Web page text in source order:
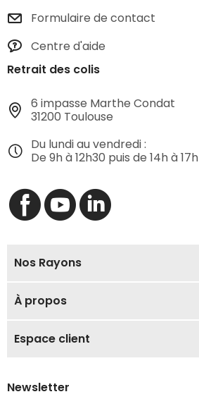
Formulaire de contact
Centre d'aide
Retrait des colis
6 impasse Marthe Condat
31200 Toulouse
Du lundi au vendredi :
De 9h à 12h30 puis de 14h à 17h
Nos Rayons
À propos
Espace client
Newsletter